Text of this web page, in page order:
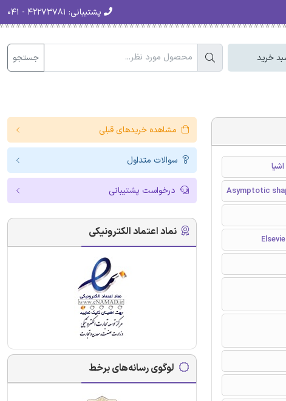
پشتیبانی:
خرید جستجو
Asymptotic
مشاهده خریدهای قبلی
سوالات متداول
درخواست پشتیبانی
نماد اعتماد الکترونیکی
لوگوی رسانه‌های برخط